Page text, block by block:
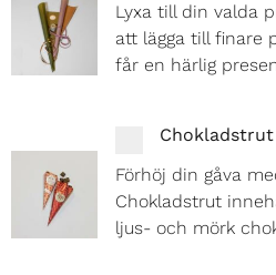
Lyxa till din valda
att lägga till finare
får en härlig
Förhöj din gåva
Chokladstrut
ljus- och mörk